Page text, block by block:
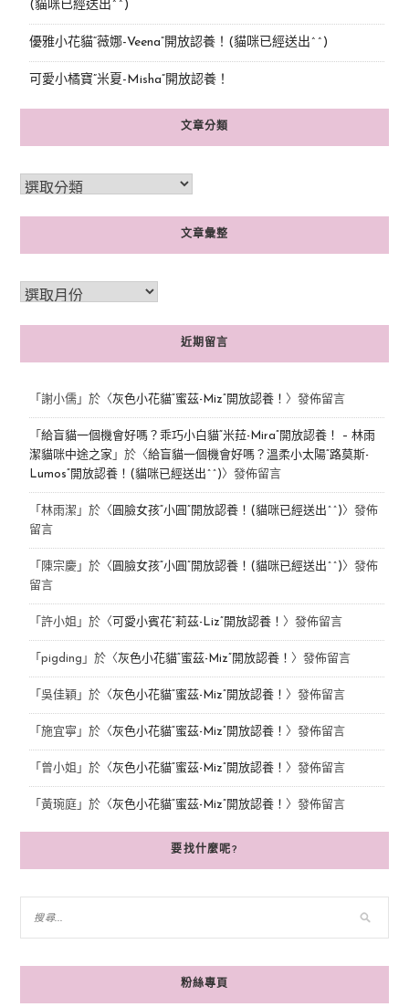
(貓咪已經送出^^)
優雅小花貓“薇娜-Veena”開放認養！(貓咪已經送出^^)
可愛小橘寶”米夏-Misha”開放認養！
文章分類
文章彙整
近期留言
「 謝小儒」於〈灰色小花貓“蜜茲-Miz”開放認養！ 〉發佈留言
「 給盲貓一個機會好嗎？乖巧小白貓“米菈-Mira”開放認養！ – 林雨
潔貓咪中途之家 」於〈給盲貓一個機會好嗎？溫柔小太陽“路莫斯-
Lumos”開放認養！(貓咪已經送出^^)〉發佈留言
「 林雨潔 」於〈 圓臉女孩“小圓”開放認養！(貓咪已經送出^^)〉發佈
留言
「 陳宗慶」於〈 圓臉女孩“小圓”開放認養！(貓咪已經送出^^)〉發佈
留言
「 許小姐 」於〈 可愛小賓花“莉茲-Liz”開放認養！ 〉發佈留言
「 pigding 」於〈灰色小花貓“蜜茲-Miz”開放認養！ 〉發佈留言
「 吳佳穎 」於〈灰色小花貓“蜜茲-Miz”開放認養！ 〉發佈留言
「 施宜寧 」於〈灰色小花貓“蜜茲-Miz”開放認養！ 〉發佈留言
「 曾小姐 」於〈灰色小花貓“蜜茲-Miz”開放認養！ 〉發佈留言
「 黃琬庭」於〈灰色小花貓“蜜茲-Miz”開放認養！ 〉發佈留言
要找什麼呢?
粉絲專頁